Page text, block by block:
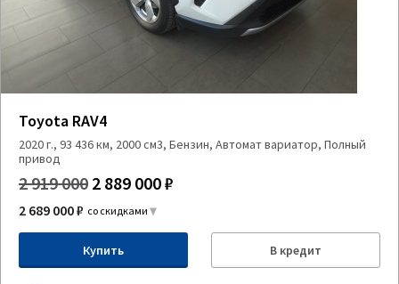
Toyota RAV4
2020 г., 93 436 км, 2000 см3, Бензин, Автомат вариатор, Полный
привод
2 919 000 2 889 000 ₽
2 689 000 ₽ со скидками
Купить В кредит